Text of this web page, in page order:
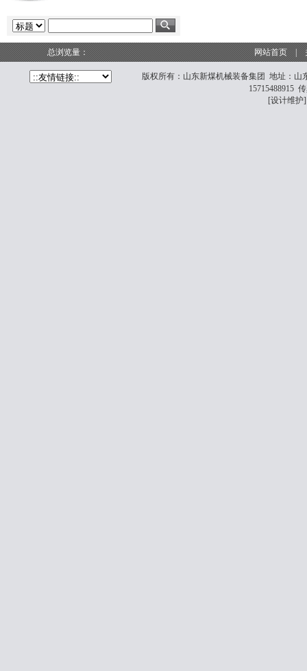
总浏览量： 网站首页 |
版权所有： 山东新煤机械装备集团 地址：山
15715488915
[设计维护